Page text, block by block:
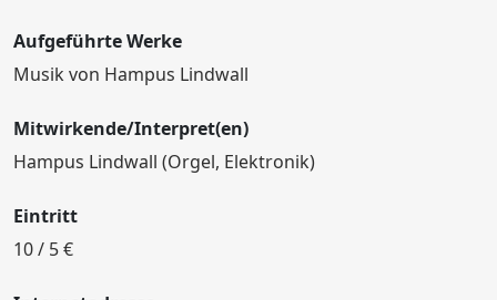
Aufgeführte Werke
Musik von Hampus Lindwall
Mitwirkende/Interpret(en)
Hampus Lindwall (Orgel, Elektronik)
Eintritt
10 / 5 €